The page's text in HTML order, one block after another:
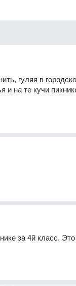
гуляя в
и на те кучи
за 4й класс.